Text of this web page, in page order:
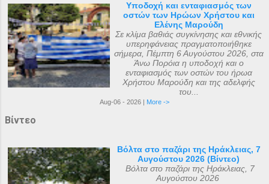
Υποδοχή και ενταφιασμός των
οστών των Ηρώων Χρήστου και
Ελένης Μαρούδη
Σε κλίμα βαθιάς συγκίνησης και εθνικής
υπερηφάνειας πραγματοποιήθηκε
σήμερα, Πέμπτη 6 Αυγούστου 2026, στα
Άνω Πορόια η υποδοχή και ο
ενταφιασμός των οστών του ήρωα
Χρήστου Μαρούδη και της αδελφής
του...
Aug-06 - 2026 | More ->
Βίντεο
Βόλτα στο παζάρι της Ηράκλειας, 7
Αυγούστου 2026 (Βίντεο)
Βόλτα στο παζάρι της Ηράκλειας, 7
Αυγούστου 2026